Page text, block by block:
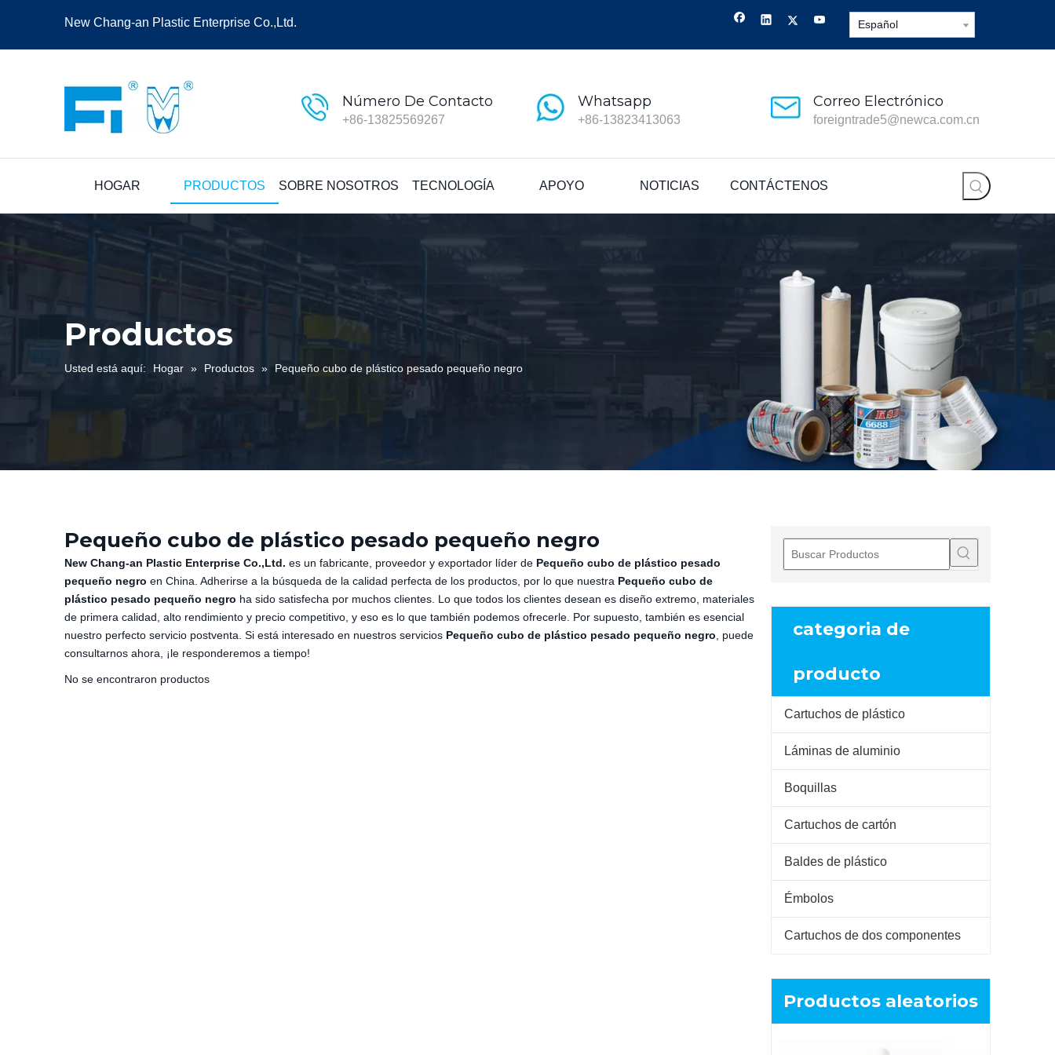
New Chang-an Plastic Enterprise Co.,Ltd. Español
Número De Contacto
+86-13825569267
Whatsapp
+86-13823413063
Correo Electrónico
foreigntrade5@newca.com.cn
HOGAR PRODUCTOS SOBRE NOSOTROS TECNOLOGÍA APOYO NOTICIAS CONTÁCTENOS
Productos
Usted está aquí: Hogar » Productos » Pequeño cubo de plástico pesado pequeño negro
Pequeño cubo de plástico pesado pequeño negro
New Chang-an Plastic Enterprise Co.,Ltd. es un fabricante, proveedor y exportador líder de Pequeño cubo de plástico pesado
pequeño negro en China. Adherirse a la búsqueda de la calidad perfecta de los productos, por lo que nuestra Pequeño cubo de
plástico pesado pequeño negro ha sido satisfecha por muchos clientes. Lo que todos los clientes desean es diseño extremo, materiales
de primera calidad, alto rendimiento y precio competitivo, y eso es lo que también podemos ofrecerle. Por supuesto, también es esencial
nuestro perfecto servicio postventa. Si está interesado en nuestros servicios Pequeño cubo de plástico pesado pequeño negro , puede
consultarnos ahora, ¡le responderemos a tiempo!
No se encontraron productos
categoria de
producto
Cartuchos de plástico
Láminas de aluminio
Boquillas
Cartuchos de cartón
Baldes de plástico
Émbolos
Cartuchos de dos componentes
Productos aleatorios
230 ml: 23 ml 10: 1 cartucho dual para